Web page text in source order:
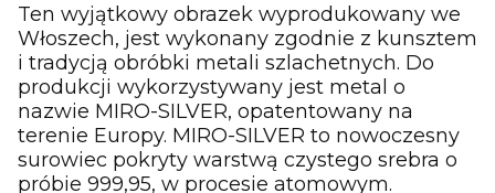
Ten wyjątkowy obrazek wyprodukowany we
Włoszech, jest wykonany zgodnie z kunsztem
i tradycją obróbki metali szlachetnych. Do
produkcji wykorzystywany jest metal o
nazwie MIRO-SILVER, opatentowany na
terenie Europy. MIRO-SILVER to nowoczesny
surowiec pokryty warstwą czystego srebra o
próbie 999,95, w procesie atomowym.